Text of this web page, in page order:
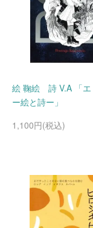
絵 鞠絵 詩 V.A 「エ
ー絵と詩ー」
1,100円(税込)